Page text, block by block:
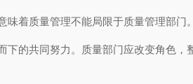
着质量管理不能局限于质量管理部门。
的共同努力。质量部门应改变角色